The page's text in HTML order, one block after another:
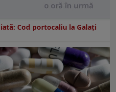
Cod portocaliu la Galaţi